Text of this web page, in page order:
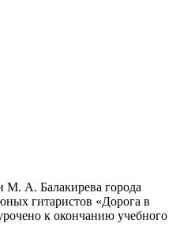
А. Балакирева города
гитаристов «Дорога в
к окончанию учебного